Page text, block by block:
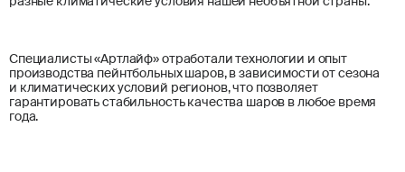
Специалисты «Артлайф» отработали технологии и опыт
производства пейнтбольных шаров, в зависимости от сезона
и климатических условий регионов, что позволяет
гарантировать стабильность качества шаров в любое время
года.